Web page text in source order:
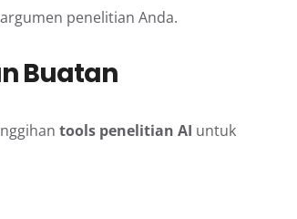
penelitian Anda.
Buatan
tools penelitian AI untuk